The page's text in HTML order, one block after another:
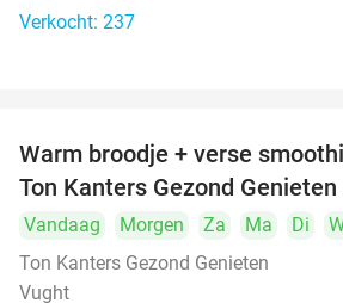
Verkocht: 237
Warm broodje + verse
Ton Kanters Gezond Genieten
Vandaag Morgen Za Ma Di
Ton Kanters Gezond Genieten
Vught